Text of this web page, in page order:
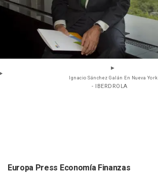
Ignacio Sánchez Galán En Nueva York
- IBERDROLA
Europa Press Economía Finanzas